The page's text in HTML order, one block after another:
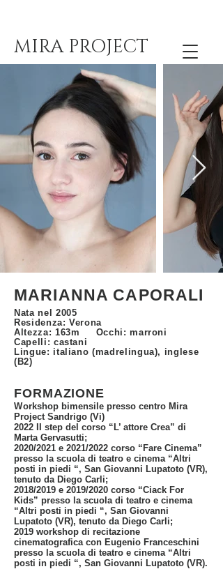
MIRA PROJECT
MARIANNA CAPORALI
Nata nel 2005
Residenza: Verona
Altezza: 163m Occhi: marroni
Capelli: castani
Lingue: italiano (madrelingua), inglese
(B2)
FORMAZIONE
Workshop bimensile presso centro Mira
Project Sandrigo (Vi)
2022 II step del corso “L’ attore Crea” di
Marta Gervasutti;
2020/2021 e 2021/2022 corso “Fare Cinema”
presso la scuola di teatro e cinema “Altri
posti in piedi “, San Giovanni Lupatoto (VR),
tenuto da Diego Carli;
2018/2019 e 2019/2020 corso “Ciack For
Kids” presso la scuola di teatro e cinema
“Altri posti in piedi “, San Giovanni
Lupatoto (VR), tenuto da Diego Carli;
2019 workshop di recitazione
cinematografica con Eugenio Franceschini
presso la scuola di teatro e cinema “Altri
posti in piedi “, San Giovanni Lupatoto (VR).